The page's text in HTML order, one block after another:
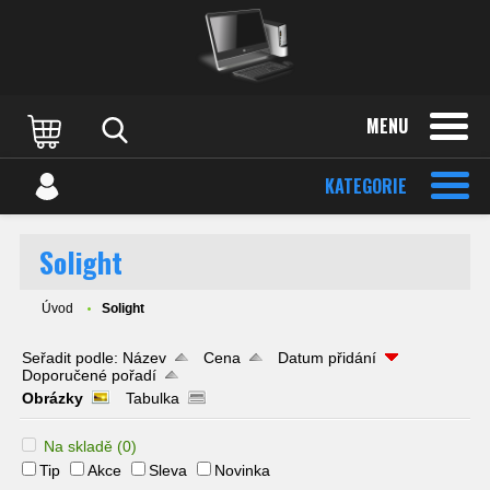
MENU
KATEGORIE
Solight
Úvod Solight
Seřadit podle: Název Cena
Datum přidání
Doporučené pořadí
Obrázky
Tabulka
Na skladě (0)
Tip
Akce Sleva
Novinka